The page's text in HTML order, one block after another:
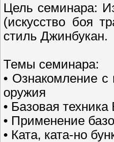
Цель семинара:
(искусство боя
стиль Джинбукан.
Темы семинара:
• Ознакомление
оружия
• Базовая
• Применение
• Ката, ката-но